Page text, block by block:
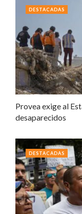
Provea exige al
desaparecidos
DESTACADAS
DESTACADAS